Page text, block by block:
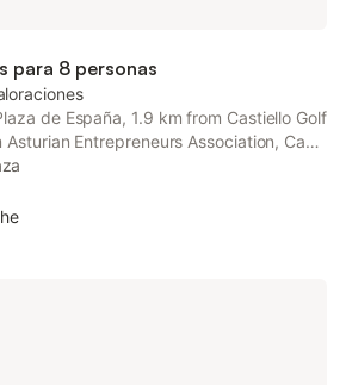
para 8 personas
de España, 1.9 km from Castiello Golf
Entrepreneurs Association, Casa
zona rural de Gijón. Offers
in Gijón.